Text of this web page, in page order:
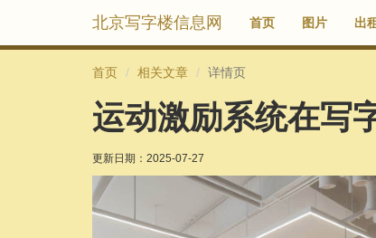
北京写字楼信息网 首页 图片 出
首页 相关文章 详情页
运动激励系统在写
更新日期： 2025-07-27